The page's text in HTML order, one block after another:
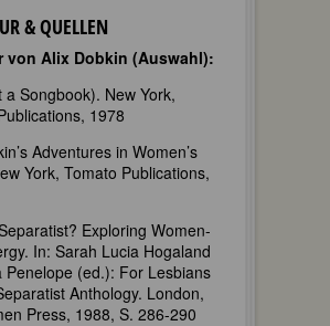
& QUELLEN
von Alix Dobkin (Auswahl):
a Songbook). New York,
1978
Adventures in Women’s
York, Tomato Publications,
Exploring Women-
In: Sarah Lucia Hogaland
Penelope (ed.): For Lesbians
Anthology. London,
Press, 1988, S. 286-290